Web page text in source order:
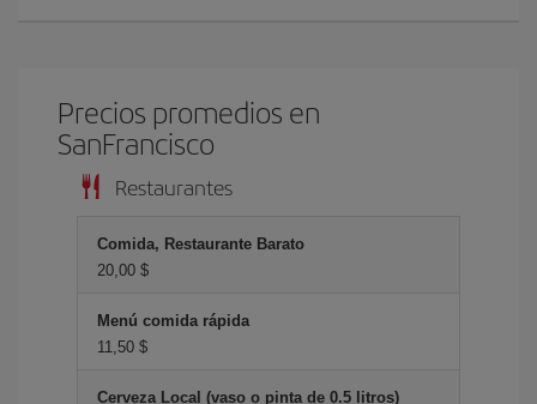
Precios promedios en
SanFrancisco
Restaurantes
Comida, Restaurante Barato
20,00 $
Menú comida rápida
11,50 $
Cerveza Local (vaso o pinta de 0.5 litros)